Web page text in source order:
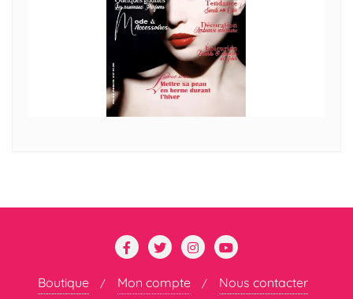
Boutique Mon compte
Nous contacter